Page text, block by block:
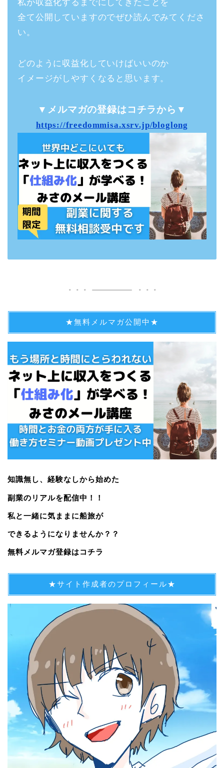
私が収益化するまでにしてきたことを
全て公開していますのでぜひ読んでみてくださ
い。
どのように収益化していけばいいのか
イメージがしやすくなると思います。
▼メルマガの登録はコチラから▼
https://freedommisa.xsrv.jp/bloglong
★無料メルマガ公開中★
知識無し、経験なしから始めた
副業のリアルを配信中！！
私と一緒に気ままに船旅が
できるようになりませんか？？
無料メルマガ登録はコチラ
★サイト作成者のプロフィール★